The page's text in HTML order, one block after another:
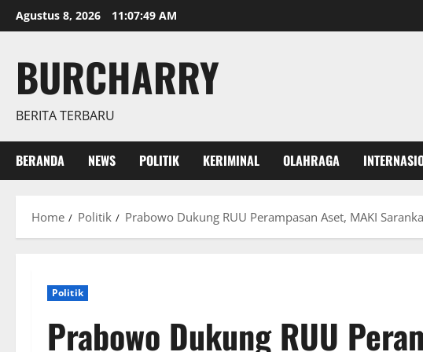
Skip
to
Agustus 8, 2026 11:07:50 AM
BURCHARRY
BERITA TERBARU
BERANDA NEWS POLITIK KERIMINAL OLAHRAGA
Home Politik Prabowo Dukung RUU Perampasan Aset, MAKI
Politik
Prabowo Dukung RUU